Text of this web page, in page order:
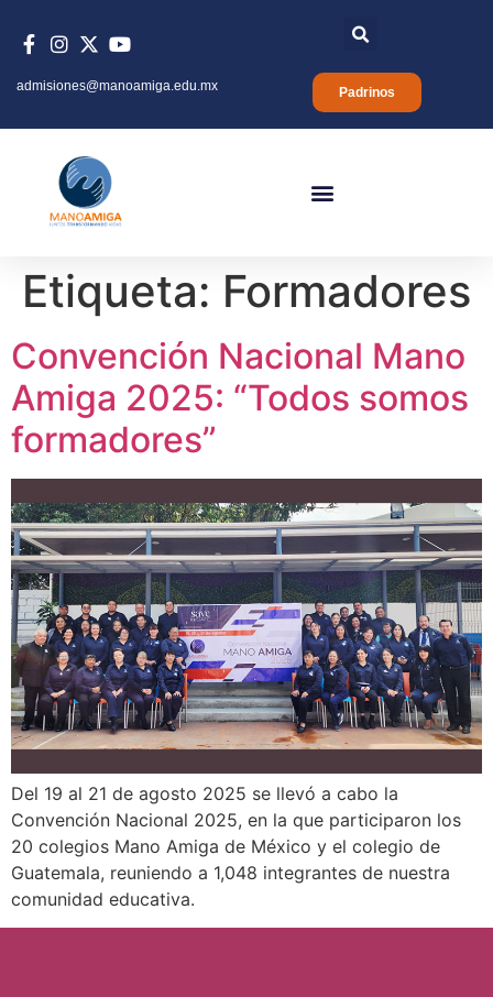
Padrinos
admisiones@manoamiga.edu.mx
Etiqueta: Formadores
Convención Nacional Mano
Amiga 2025: “Todos somos
formadores”
Del 19 al 21 de agosto 2025 se llevó a cabo la
Convención Nacional 2025, en la que participaron los
20 colegios Mano Amiga de México y el colegio de
Guatemala, reuniendo a 1,048 integrantes de nuestra
comunidad educativa.